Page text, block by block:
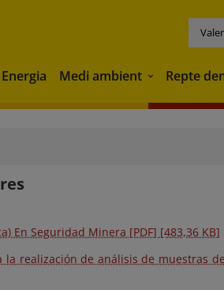
Energia Medi ambient MediRepte
En Seguridad Minera [PDF] [483,36 KB]
realización de análisis de muestras de